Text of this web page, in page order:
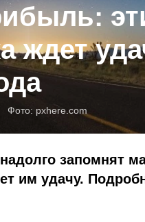
ждет
Фото: pxhere.com
запомнят
им удачу.